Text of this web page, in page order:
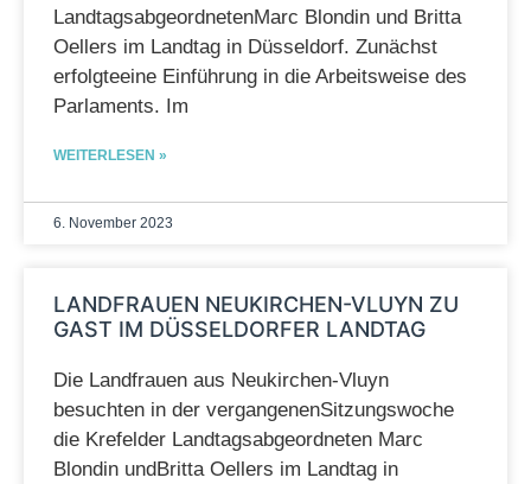
LandtagsabgeordnetenMarc Blondin und Britta
Oellers im Landtag in Düsseldorf. Zunächst
erfolgteeine Einführung in die Arbeitsweise des
Parlaments. Im
WEITERLESEN »
6. November 2023
LANDFRAUEN NEUKIRCHEN-VLUYN ZU
GAST IM DÜSSELDORFER LANDTAG
Die Landfrauen aus Neukirchen-Vluyn
besuchten in der vergangenenSitzungswoche
die Krefelder Landtagsabgeordneten Marc
Blondin undBritta Oellers im Landtag in